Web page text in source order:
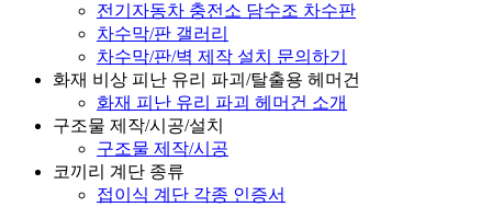
전기자동차 충전소 담수조 차수판
차수막/판 갤러리
차수막/판/벽 제작 설치 문의하기
화재 비상 피난 유리 파괴/탈출용 헤머건
화재 피난 유리 파괴 헤머건 소개
구조물 제작/시공/설치
구조물 제작/시공
코끼리 계단 종류
접이식 계단 각종 인증서